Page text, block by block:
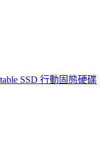
SSD 行動固態硬碟